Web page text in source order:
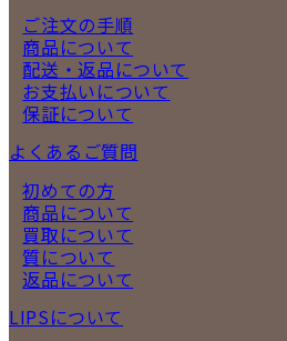
ご注文の手順
商品について
配送・返品について
お支払いについて
保証について
よくあるご質問
初めての方
商品について
買取について
質について
返品について
LIPSについて